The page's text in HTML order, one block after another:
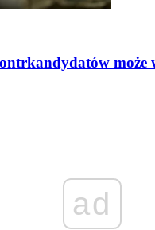
może
ad